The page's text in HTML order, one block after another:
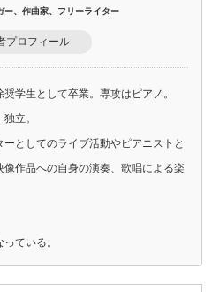
ー、作曲家、フリーライター
プロフィール
学生として卒業。専攻はピアノ。
立。
としてのライブ活動やピアニストと
作品への自身の演奏、歌唱による楽
ている。